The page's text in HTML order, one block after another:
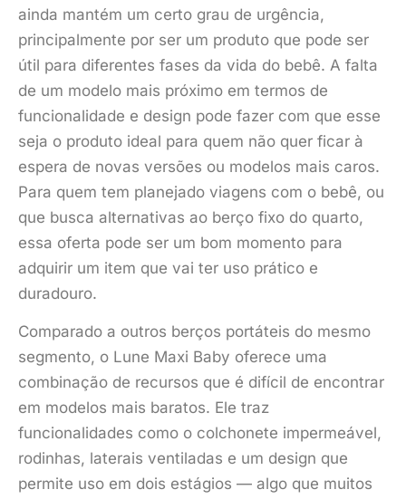
ainda mantém um certo grau de urgência,
principalmente por ser um produto que pode ser
útil para diferentes fases da vida do bebê. A falta
de um modelo mais próximo em termos de
funcionalidade e design pode fazer com que esse
seja o produto ideal para quem não quer ficar à
espera de novas versões ou modelos mais caros.
Para quem tem planejado viagens com o bebê, ou
que busca alternativas ao berço fixo do quarto,
essa oferta pode ser um bom momento para
adquirir um item que vai ter uso prático e
duradouro.
Comparado a outros berços portáteis do mesmo
segmento, o Lune Maxi Baby oferece uma
combinação de recursos que é difícil de encontrar
em modelos mais baratos. Ele traz
funcionalidades como o colchonete impermeável,
rodinhas, laterais ventiladas e um design que
permite uso em dois estágios — algo que muitos